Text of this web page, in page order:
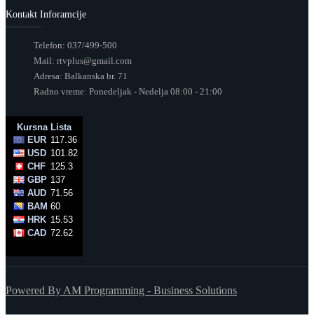
Kontakt Inforamcije
Telefon: 037/499-500
Mail: rtvplus@gmail.com
Adresa: Balkanska br. 71
Radno vreme: Ponedeljak - Nedelja 08:00 - 21:00
Powered By AM Programming - Business Solutions